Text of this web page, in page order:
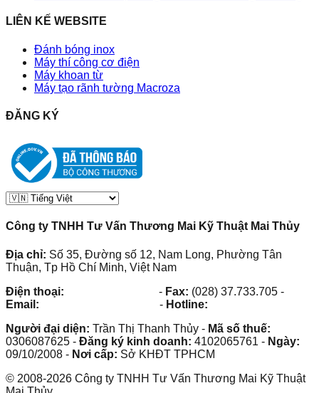
LIÊN KẾ WEBSITE
Đánh bóng inox
Máy thí công cơ điện
Máy khoan từ
Máy tạo rãnh tường Macroza
ĐĂNG KÝ
Công ty TNHH Tư Vấn Thương Mai Kỹ Thuật Mai Thủy
Địa chỉ: Số 35, Đường số 12, Nam Long, Phường Tân
Thuận, Tp Hồ Chí Minh, Việt Nam
Điện thoại:
- Fax: (028) 37.733.705 -
Email:
- Hotline:
Người đại diện: Trần Thị Thanh Thủy - Mã số thuế:
0306087625 - Đăng ký kinh doanh: 4102065761 - Ngày:
09/10/2008 - Nơi cấp: Sở KHĐT TPHCM
© 2008-2026 Công ty TNHH Tư Vấn Thương Mai Kỹ Thuật